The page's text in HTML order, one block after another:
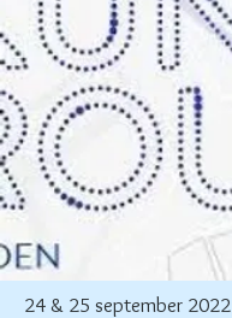
24 & 25 september 2022